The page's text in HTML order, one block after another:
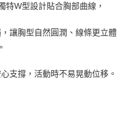
特W型設計貼合胸部曲線，
讓胸型自然圓潤、線條更立體
支撐，活動時不易晃動位移。